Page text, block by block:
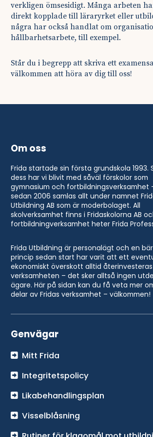
verkligen ömsesidigt. Många arbeten
direkt kopplade till läraryrket eller
några har också handlat om
hållbarhetsarbete, till exempel.
Står du i begrepp att skriva ett
välkommen att höra av dig till oss!
Om oss
Frida startade sin första grundskola 1993.
dess har vi blivit med såväl förskolor som
gymnasium och fortbildningsverksamhet
sedan 2006 samlas allt under namnet
Utbildning AB som är moderbolaget. All
skolverksamhet finns i Fridaskolorna AB
fortbildningverksamhet heter Frida
Frida Utbildning är personalägt och en
princip sedan start har varit att ett
ekonomiskt överskott alltid
verksamheten – det sker alltså ingen
ägare. Här på sidan kan du få veta mer
delar av Fridas verksamhet – välkommen!
Genvägar
Mitt Frida
Integritetspolicy
Likabehandlingsplan
Visselblåsning